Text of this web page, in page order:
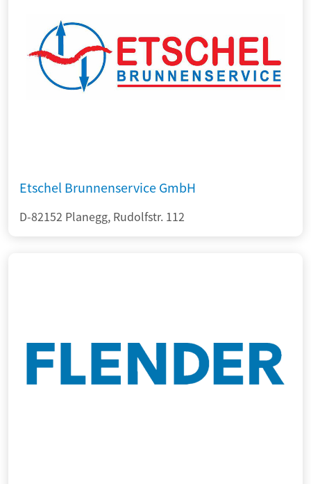
Etschel Brunnenservice GmbH
D-82152 Planegg, Rudolfstr. 112